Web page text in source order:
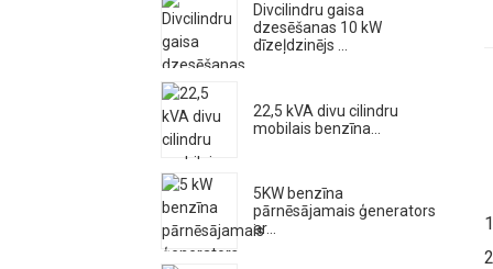
Divcilindru gaisa
dzesēšanas 10 kW
dīzeļdzinējs ...
22,5 kVA divu cilindru
mobilais benzīna...
5KW benzīna
pārnēsājamais ģenerators
ar...